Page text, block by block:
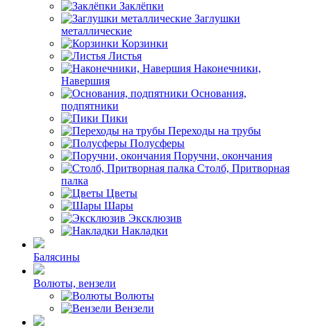
Заклёпки
Заглушки
металлические
Корзинки
Листья
Наконечники,
Навершия
Основания,
подпятники
Пики
Переходы на трубы
Полусферы
Поручни, окончания
Столб, Притворная
палка
Цветы
Шары
Эксклюзив
Накладки
Балясины
Волюты, вензели
Волюты
Вензели